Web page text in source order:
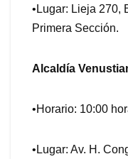
•Lugar: Lieja 270,
Primera Sección.
Alcaldía
•Horario: 10:00
•Lugar: Av. H.